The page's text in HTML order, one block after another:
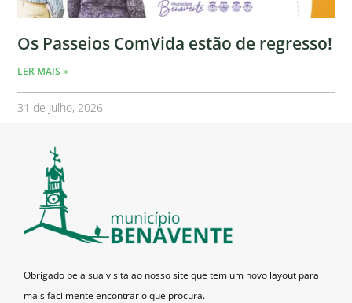
Os Passeios ComVida estão de regresso!
LER MAIS »
31 de Julho, 2026
Obrigado pela sua visita ao nosso site que tem um novo layout para
mais facilmente encontrar o que procura.